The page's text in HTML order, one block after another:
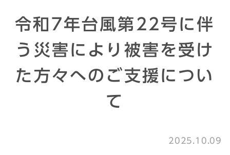
令和7年台風第22号に伴
う災害により被害を受け
た方々へのご支援につい
て
2025.10.09